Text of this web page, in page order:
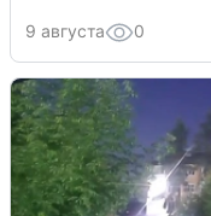
9 августа 0